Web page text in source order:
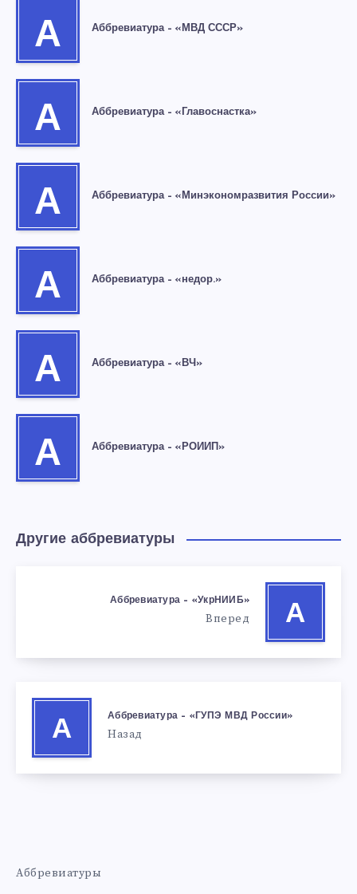
А Аббревиатура – «МВД СССР»
А Аббревиатура – «Главоснастка»
А Аббревиатура – «Минэкономразвития России»
А Аббревиатура – «недор.»
А Аббревиатура – «ВЧ»
А Аббревиатура – «РОИИП»
Другие аббревиатуры
А
Аббревиатура – «УкрНИИБ»
Вперед
А
Аббревиатура – «ГУПЭ МВД России»
Назад
Аббревиатуры